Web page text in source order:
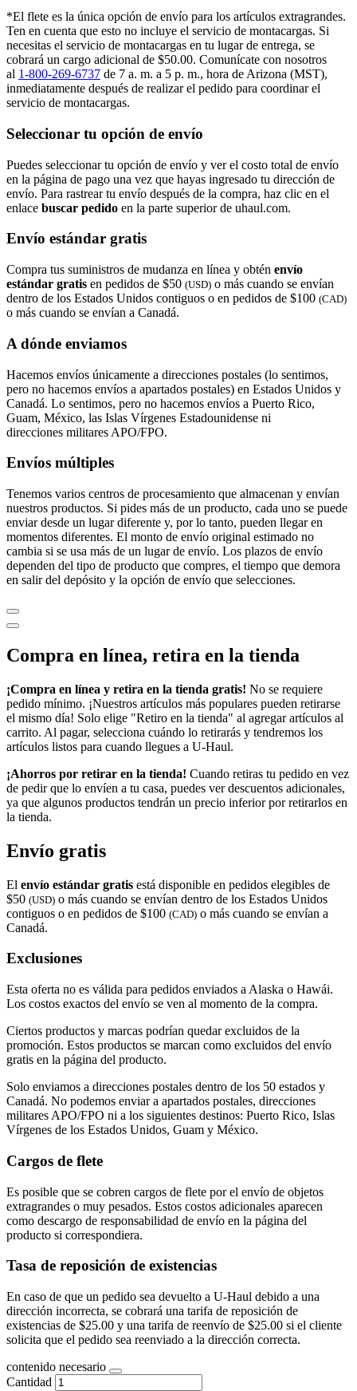
*El flete es la única opción de envío para los artículos extragrandes.
Ten en cuenta que esto no incluye el servicio de montacargas. Si
necesitas el servicio de montacargas en tu lugar de entrega, se
cobrará un cargo adicional de $50.00. Comunícate con nosotros
al 1-800-269-6737 de 7 a. m. a 5 p. m., hora de Arizona (MST),
inmediatamente después de realizar el pedido para coordinar el
servicio de montacargas.
Seleccionar tu opción de envío
Puedes seleccionar tu opción de envío y ver el costo total de envío
en la página de pago una vez que hayas ingresado tu dirección de
envío. Para rastrear tu envío después de la compra, haz clic en el
enlace buscar pedido​​​​​​​ en la parte superior de uhaul.com.
Envío estándar gratis
Compra tus suministros de mudanza en línea y obtén envío
estándar gratis en pedidos de $50 (USD) o más cuando se envían
dentro de los Estados Unidos contiguos o en pedidos de $100 (CAD)
o más cuando se envían a Canadá.
A dónde enviamos
Hacemos envíos únicamente a direcciones postales (lo sentimos,
pero no hacemos envíos a apartados postales) en Estados Unidos y
Canadá. Lo sentimos, pero no hacemos envíos a Puerto Rico,
Guam, México, las Islas Vírgenes Estadounidense ni
direcciones militares APO/FPO.
Envíos múltiples
Tenemos varios centros de procesamiento que almacenan y envían
nuestros productos. Si pides más de un producto, cada uno se puede
enviar desde un lugar diferente y, por lo tanto, pueden llegar en
momentos diferentes. El monto de envío original estimado no
cambia si se usa más de un lugar de envío. Los plazos de envío
dependen del tipo de producto que compres, el tiempo que demora
en salir del depósito y la opción de envío que selecciones.
Compra en línea, retira en la tienda
¡Compra en línea y retira en la tienda gratis! No se requiere
pedido mínimo. ¡Nuestros artículos más populares pueden retirarse
el mismo día! Solo elige "Retiro en la tienda" al agregar artículos al
carrito. Al pagar, selecciona cuándo lo retirarás y tendremos los
artículos listos para cuando llegues a U-Haul.
¡Ahorros por retirar en la tienda! Cuando retiras tu pedido en vez
de pedir que lo envíen a tu casa, puedes ver descuentos adicionales,
ya que algunos productos tendrán un precio inferior por retirarlos en
la tienda.
Envío gratis
El envío estándar gratis está disponible en pedidos elegibles de
$50 (USD) o más cuando se envían dentro de los Estados Unidos
contiguos o en pedidos de $100 (CAD) o más cuando se envían a
Canadá.
Exclusiones
Esta oferta no es válida para pedidos enviados a Alaska o Hawái.
Los costos exactos del envío se ven al momento de la compra.
Ciertos productos y marcas podrían quedar excluidos de la
promoción. Estos productos se marcan como excluidos del envío
gratis en la página del producto.
Solo enviamos a direcciones postales dentro de los 50 estados y
Canadá. No podemos enviar a apartados postales, direcciones
militares APO/FPO ni a los siguientes destinos: Puerto Rico, Islas
Vírgenes de los Estados Unidos, Guam y México.
Cargos de flete
Es posible que se cobren cargos de flete por el envío de objetos
extragrandes o muy pesados. Estos costos adicionales aparecen
como descargo de responsabilidad de envío en la página del
producto si correspondiera.
Tasa de reposición de existencias
En caso de que un pedido sea devuelto a U-Haul debido a una
dirección incorrecta, se cobrará una tarifa de reposición de
existencias de $25.00 y una tarifa de reenvío de $25.00 si el cliente
solicita que el pedido sea reenviado a la dirección correcta.
contenido necesario
Cantidad